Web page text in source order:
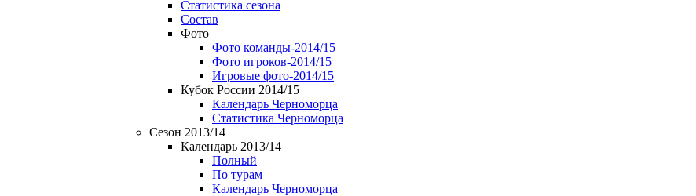
Статистика сезона
Состав
Фото
Фото команды-2014/15
Фото игроков-2014/15
Игровые фото-2014/15
Кубок России 2014/15
Календарь Черноморца
Статистика Черноморца
Сезон 2013/14
Календарь 2013/14
Полный
По турам
Календарь Черноморца